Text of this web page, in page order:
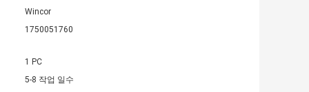
Wincor
1750051760
1 PC
5-8 작업 일수